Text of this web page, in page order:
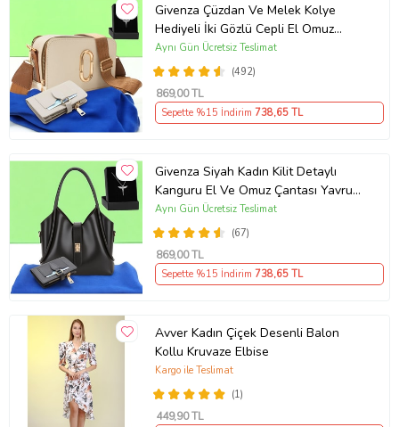
Givenza Çüzdan Ve Melek Kolye
Hediyeli İki Gözlü Cepli El Omuz
Çanta (Krem)
(492)
Aynı Gün Ücretsiz Teslimat
869,00 TL
Sepette %15 İndirim 738,65 TL
Givenza Siyah Kadın Kilit Detaylı
Kanguru El Ve Omuz Çantası Yavru
Çantalı Cüzdan Ve Kolye Hediyeli
(67)
Aynı Gün Ücretsiz Teslimat
869,00 TL
Sepette %15 İndirim 738,65 TL
Avver Kadın Çiçek Desenli Balon
Kollu Kruvaze Elbise
(1)
Kargo ile Teslimat
449,90 TL